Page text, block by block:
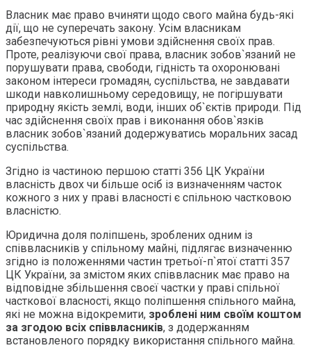
Власник має право вчиняти щодо свого майна будь-які
дії, що не суперечать закону. Усім власникам
забезпечуються рівні умови здійснення своїх прав.
Проте, реалізуючи свої права, власник зобов`язаний не
порушувати права, свободи, гідність та охоронювані
законом інтереси громадян, суспільства, не завдавати
шкоди навколишньому середовищу, не погіршувати
природну якість землі, води, інших об`єктів природи. Під
час здійснення своїх прав і виконання обов`язків
власник зобов`язаний додержуватись моральних засад
суспільства.
Згідно із частиною першою статті 356 ЦК України
власність двох чи більше осіб із визначенням часток
кожного з них у праві власності є спільною частковою
власністю.
Юридична доля поліпшень, зроблених одним із
співвласників у спільному майні, підлягає визначенню
згідно із положеннями частин третьої-п`ятої статті 357
ЦК України, за змістом яких співвласник має право на
відповідне збільшення своєї частки у праві спільної
часткової власності, якщо поліпшення спільного майна,
які не можна відокремити, зроблені ним своїм коштом
за згодою всіх співвласників, з додержанням
встановленого порядку використання спільного майна.